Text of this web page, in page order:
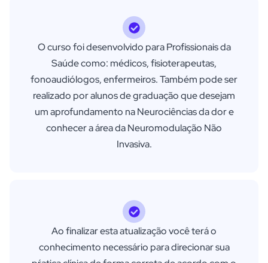
O curso foi desenvolvido para Profissionais da
Saúde como: médicos, fisioterapeutas,
fonoaudiólogos, enfermeiros. Também pode ser
realizado por alunos de graduação que desejam
um aprofundamento na Neurociências da dor e
conhecer a área da Neuromodulação Não
Invasiva.
Ao finalizar esta atualização você terá o
conhecimento necessário para direcionar sua